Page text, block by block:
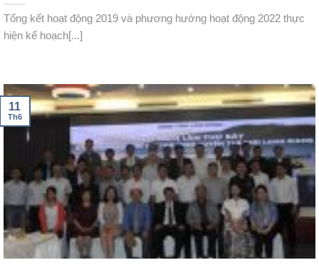
Tổng kết hoạt động 2019 và phương hướng hoạt động 2022 thực
hiện kế hoạch[...]
11
Th6